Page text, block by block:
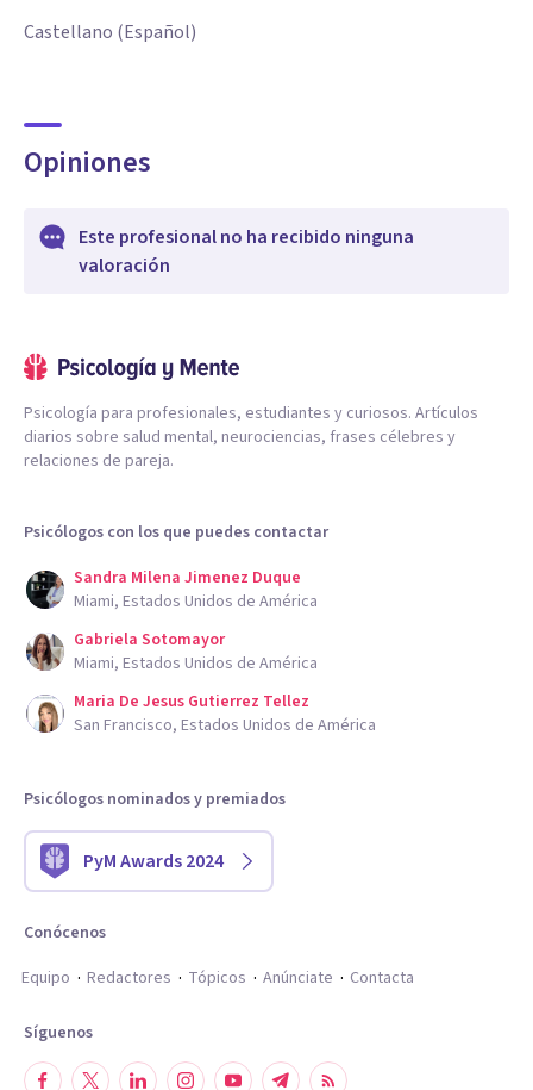
Castellano (Español)
Opiniones
Este profesional no ha recibido ninguna
valoración
Psicología para profesionales, estudiantes y curiosos. Artículos
diarios sobre salud mental, neurociencias, frases célebres y
relaciones de pareja.
Psicólogos con los que puedes contactar
Sandra Milena Jimenez Duque
Miami, Estados Unidos de América
Gabriela Sotomayor
Miami, Estados Unidos de América
Maria De Jesus Gutierrez Tellez
San Francisco, Estados Unidos de América
Psicólogos nominados y premiados
PyM Awards 2024
Conócenos
Equipo
Redactores Tópicos Anúnciate Contacta
Síguenos